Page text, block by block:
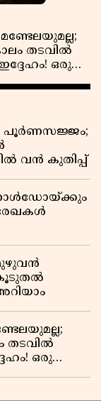
തടവിൽ
ഒരു
പൂർണസജ്ജം;
വൻ കുതിപ്പ്
കൂടുതൽ
തടവിൽ
ഒരു